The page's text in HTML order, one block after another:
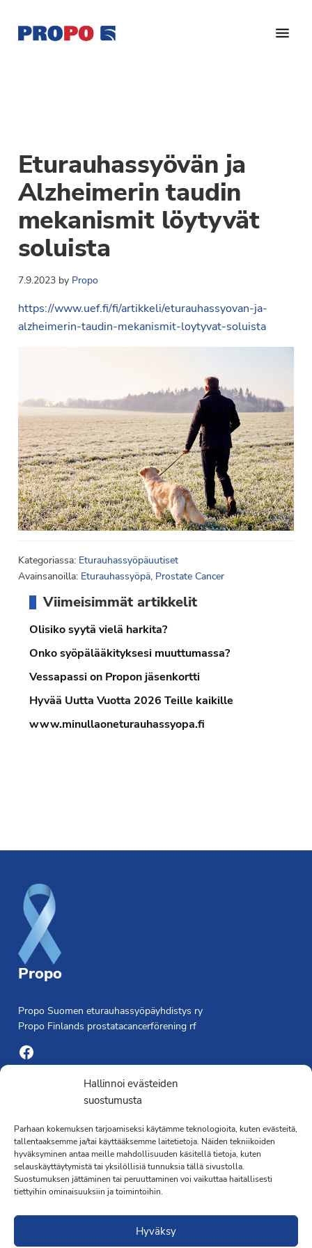
Hallinnoi evästeiden
suostumusta
Parhaan kokemuksen tarjoamiseksi käytämme teknologioita, kuten evästeitä,
tallentaaksemme ja/tai käyttääksemme laitetietoja. Näiden tekniikoiden
hyväksyminen antaa meille mahdollisuuden käsitellä tietoja, kuten
selauskäyttäytymistä tai yksilöllisiä tunnuksia tällä sivustolla.
Suostumuksen jättäminen tai peruuttaminen voi vaikuttaa haitallisesti
tiettyihin ominaisuuksiin ja toimintoihin.
Hyväksy
pääsisältöön
ensisijaiseen
sivupalkkiin
alatunnisteeseen
eturauhassyöpäyhdistys
Ry
on
perustettu
vuonna
1997.
Yhdistys
on
Syöpäyhdistyksen
jäsenjärjestö.
Eturauhassyövän ja
Alzheimerin taudin
mekanismit löytyvät
soluista
7.9.2023by Propo
https://www.uef.fi/fi/artikkeli/eturauhassyovan-ja-
alzheimerin-taudin-mekanismit-loytyvat-soluista
Kategoriassa: Eturauhassyöpäuutiset
Avainsanoilla: Eturauhassyöpä, Prostate Cancer
sivupalkki
Viimeisimmät artikkelit
Olisiko syytä vielä harkita?
Onko syöpälääkityksesi muuttumassa?
Vessapassi on Propon jäsenkortti
Hyvää Uutta Vuotta 2026 Teille kaikille
www.minullaoneturauhassyopa.fi
Propo
Propo Suomen eturauhassyöpäyhdistys ry
Propo Finlands prostatacancerförening rf
Facebook
Yhdistyksen toimisto
Laivapojankatu 3 C, 00180 Helsinki
toimisto@propo.fi
Saavutettavuusseloste »
Toiminnanjohtaja